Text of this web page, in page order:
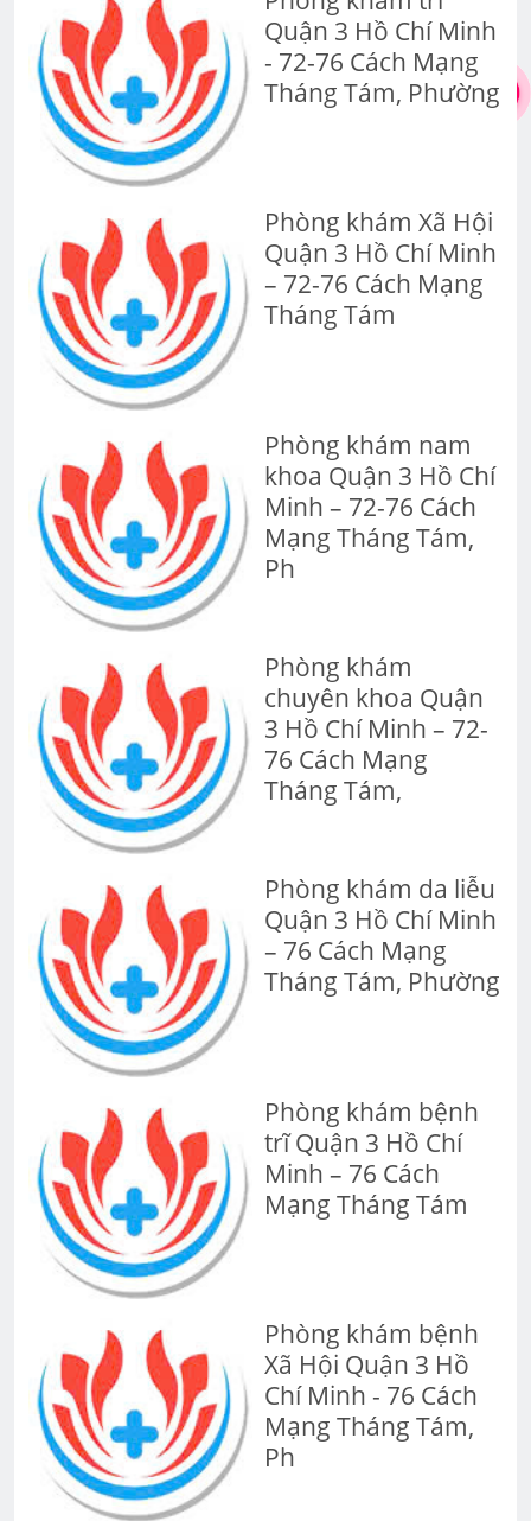
Quận 3 Hồ Chí Minh
- 72-76 Cách Mạng
Tháng Tám, Phường
Phòng khám Xã Hội
Quận 3 Hồ Chí Minh
– 72-76 Cách Mạng
Tháng Tám
Phòng khám nam
khoa Quận 3 Hồ Chí
Minh – 72-76 Cách
Mạng Tháng Tám,
Ph
Phòng khám
chuyên khoa Quận
3 Hồ Chí Minh – 72-
76 Cách Mạng
Tháng Tám,
Phòng khám da liễu
Quận 3 Hồ Chí Minh
– 76 Cách Mạng
Tháng Tám, Phường
Phòng khám bệnh
trĩ Quận 3 Hồ Chí
Minh – 76 Cách
Mạng Tháng Tám
Phòng khám bệnh
Xã Hội Quận 3 Hồ
Chí Minh - 76 Cách
Mạng Tháng Tám,
Ph